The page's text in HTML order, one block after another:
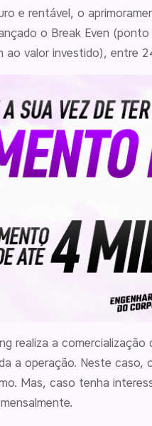
e rentável, o
o Break Even
ao valor investido), entre
realiza a
a operação. Neste caso,
Mas, caso tenha